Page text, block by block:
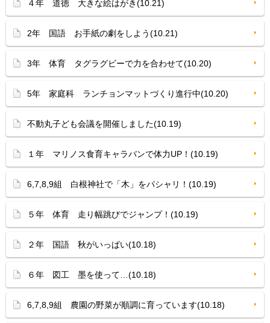
４年 道徳 大きな絵はがき(10.21)
2年 国語 お手紙の劇をしよう(10.21)
3年 体育 タグラグビーで力を合わせて(10.20)
5年 家庭科 ランチョンマットづくり進行中(10.20)
不動丸子ども会議を開催しました(10.19)
１年 マリノス食育キャラバンで体力UP！(10.19)
6,7,8,9組 白根神社で「木」をパシャリ！(10.19)
５年 体育 走り幅跳びでジャンプ！(10.19)
２年 国語 秋がいっぱい(10.18)
６年 図工 墨を使って…(10.18)
6,7,8,9組 農園の野菜が順調に育っています(10.18)